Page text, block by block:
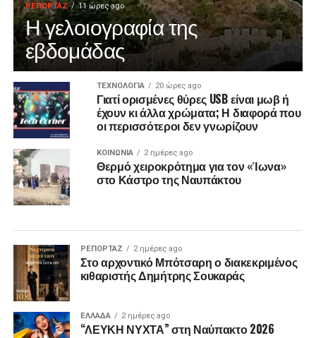
ΡΕΠΟΡΤΑΖ 11 ώρες ago
Η γελοιογραφία της
εβδομάδας
ΤΕΧΝΟΛΟΓΙΑ 20 ώρες ago
Γιατί ορισμένες θύρες USB είναι μωβ ή
έχουν κι άλλα χρώματα; Η διαφορά που
οι περισσότεροι δεν γνωρίζουν
ΚΟΙΝΩΝΙΑ 2 ημέρες ago
Θερμό χειροκρότημα για τον «Ίωνα»
στο Κάστρο της Ναυπάκτου
ΡΕΠΟΡΤΑΖ 2 ημέρες ago
Στο αρχοντικό Μπότσαρη ο διακεκριμένος
κιθαριστής Δημήτρης Σουκαράς
ΕΛΛΑΔΑ 2 ημέρες ago
“ΛΕΥΚΗ ΝΥΧΤΑ” στη Ναύπακτο 2026